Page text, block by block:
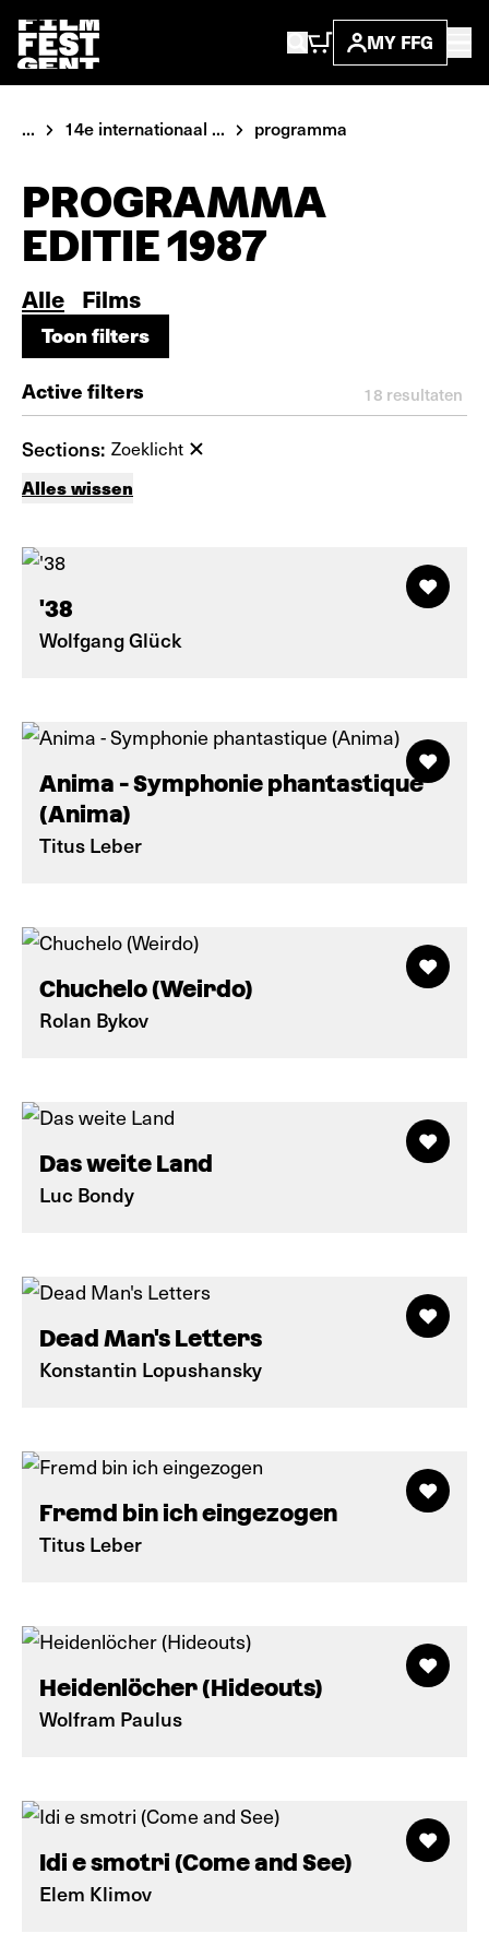
MY FFG
... 14e internationaal ... programma
PROGRAMMA
EDITIE 1987
Alle Films
Toon filters
Toon filters
Active filters 18 resultaten
Sections: Zoeklicht
Alles wissen
'38
Wolfgang Glück
Anima - Symphonie phantastique
(Anima)
Titus Leber
Chuchelo (Weirdo)
Rolan Bykov
Das weite Land
Luc Bondy
Dead Man's Letters
Konstantin Lopushansky
Fremd bin ich eingezogen
Titus Leber
Heidenlöcher (Hideouts)
Wolfram Paulus
Idi e smotri (Come and See)
Elem Klimov